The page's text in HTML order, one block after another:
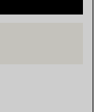
RENDEZ-